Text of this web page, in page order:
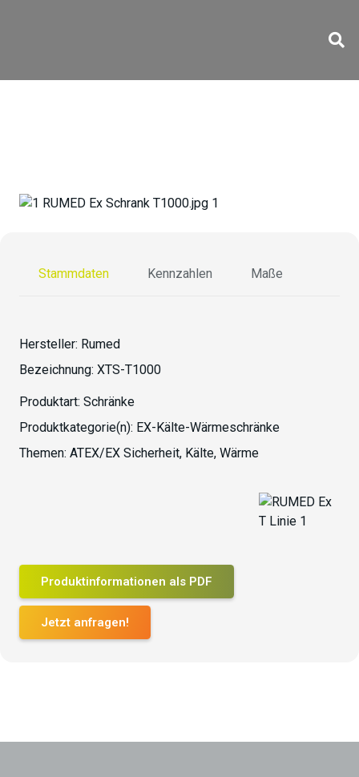
Stammdaten Kennzahlen Maße
Hersteller: Rumed
Bezeichnung: XTS-T1000
Produktart: Schränke
Produktkategorie(n): EX-Kälte-Wärmeschränke
Themen: ATEX/EX Sicherheit, Kälte, Wärme
Produktinformationen als PDF
Jetzt anfragen!